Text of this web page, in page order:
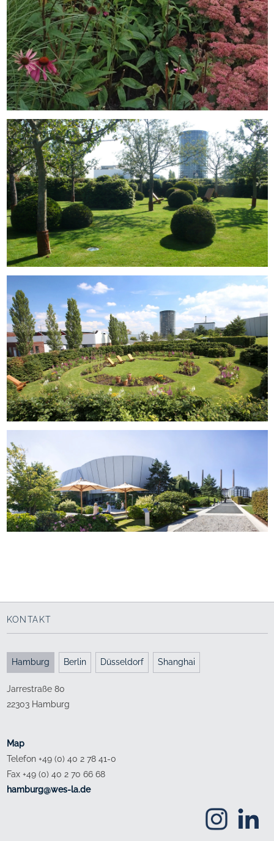
KONTAKT
Hamburg Berlin Düsseldorf Shanghai
Jarrestraße 80
22303 Hamburg
Map
Telefon +49 (0) 40 2 78 41-0
Fax +49 (0) 40 2 70 66 68
ed.al-sew@grubmah